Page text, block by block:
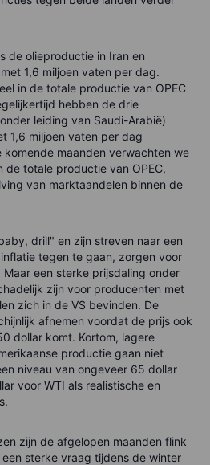
de olieproductie in Iran en
1,6 miljoen vaten per dag.
in de totale productie van OPEC
hebben de drie
leiding van Saudi-Arabië)
1,6 miljoen vaten per dag
maanden verwachten we
totale productie van OPEC,
van marktaandelen binnen de
drill" en zijn streven naar een
tegen te gaan, zorgen voor
een sterke prijsdaling onder
zijn voor producenten met
zich in de VS bevinden. De
afnemen voordat de prijs ook
dollar komt. Kortom, lagere
productie gaan niet
niveau van ongeveer 65 dollar
voor WTI als realistische en
zijn de afgelopen maanden flink
sterke vraag tijdens de winter